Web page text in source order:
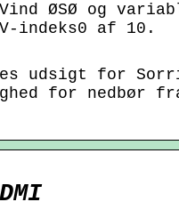
ØSØ og
indeks0 af 10.
udsigt for
for nedbør